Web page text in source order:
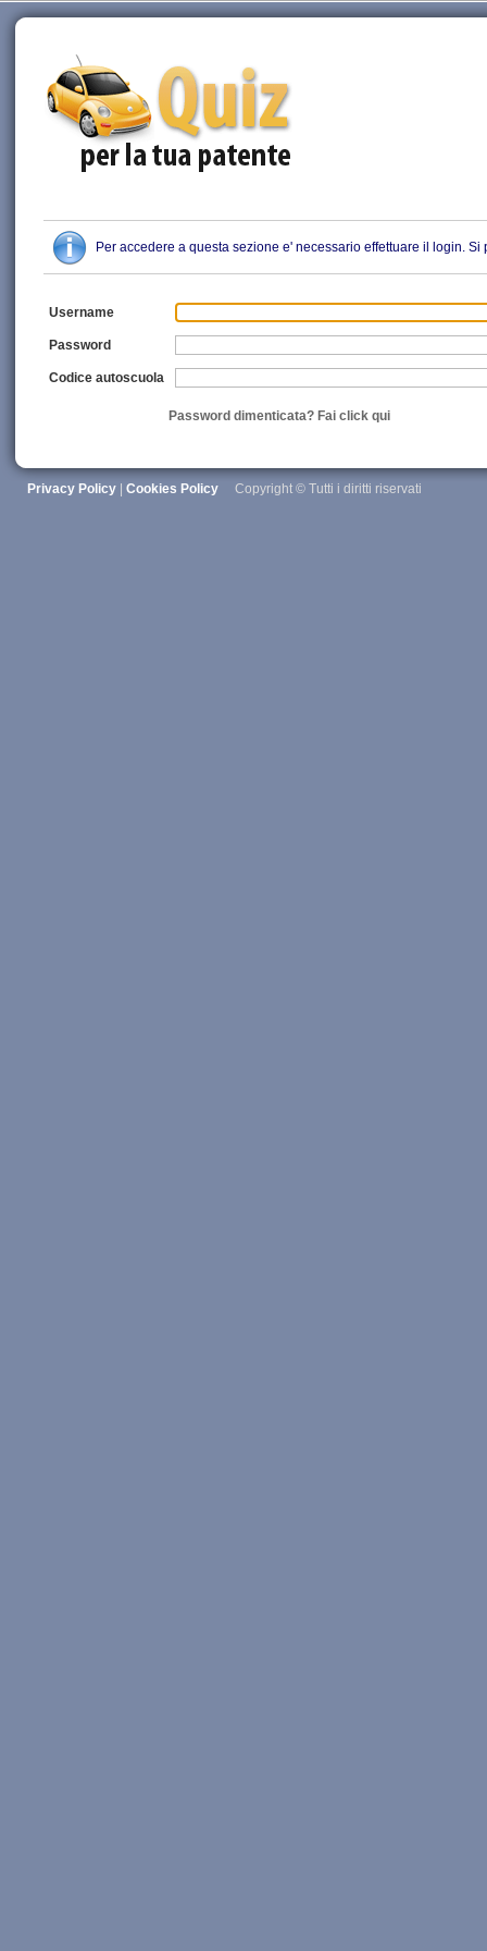
Per accedere a questa sezione e' necessario effettuare il login.
Username
Password
Codice autoscuola
Password dimenticata? Fai click qui
Privacy Policy Cookies Policy Copyright © Tutti i diritti riservati